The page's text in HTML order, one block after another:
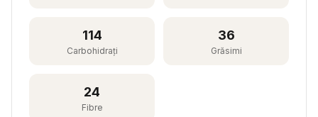
114
Carbohidrați
36
Grăsimi
24
Fibre